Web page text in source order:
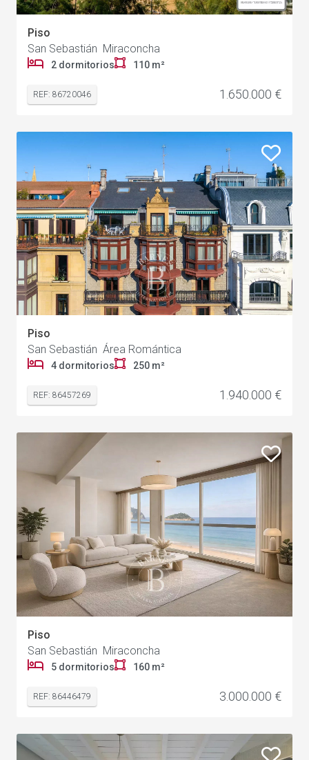
Piso
San Sebastián Miraconcha
2 dormitorios 110 m²
REF: 86720046 1.650.000 €
Piso
San Sebastián Área Romántica
4 dormitorios 250 m²
REF: 86457269 1.940.000 €
Piso
San Sebastián Miraconcha
5 dormitorios 160 m²
REF: 86446479 3.000.000 €